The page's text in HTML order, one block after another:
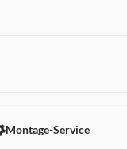
Montage-Service